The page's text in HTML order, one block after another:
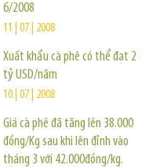
6/2008
11 | 07 | 2008
Xuất khẩu cà phê có thể đạt 2
tỷ USD/năm
10 | 07 | 2008
Giá cà phê đã tăng lên 38.000
đồng/Kg sau khi lên đỉnh vào
tháng 3 với 42.000đồng/kg.